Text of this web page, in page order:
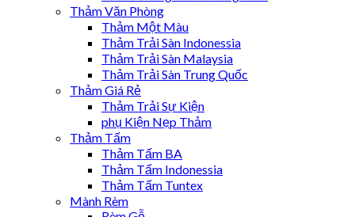
Thảm Văn Phòng
Thảm Một Màu
Thảm Trải Sàn Indonessia
Thảm Trải Sàn Malaysia
Thảm Trải Sàn Trung Quốc
Thảm Giá Rẻ
Thảm Trải Sự Kiện
phụ Kiện Nẹp Thảm
Thảm Tấm
Thảm Tấm BA
Thảm Tấm Indonessia
Thảm Tấm Tuntex
Mành Rèm